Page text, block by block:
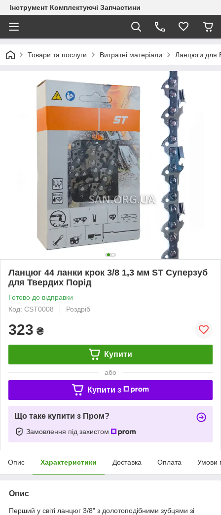
Інструмент Комплектуючі Запчастини
Товари та послуги Витратні матеріали Ланцюги для
Ланцюг 44 ланки крок 3/8 1,3 мм ST Суперзуб
для Твердих Порід
Готово до відправки
Код: CST0008
Роздріб
323 ₴
Купити
або
Купити з
Що таке купити з Пром?
Замовлення під захистом
Опис Характеристики Доставка Оплата Умови
Опис
Перший у світі ланцюг 3/8" з долотоподібними зубцями зі